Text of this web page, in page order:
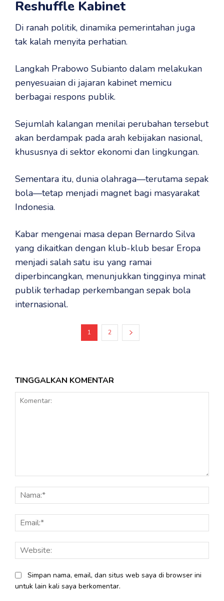
Reshuffle Kabinet
Di ranah politik, dinamika pemerintahan juga
tak kalah menyita perhatian.
Langkah Prabowo Subianto dalam melakukan
penyesuaian di jajaran kabinet memicu
berbagai respons publik.
Sejumlah kalangan menilai perubahan tersebut
akan berdampak pada arah kebijakan nasional,
khususnya di sektor ekonomi dan lingkungan.
Sementara itu, dunia olahraga—terutama sepak
bola—tetap menjadi magnet bagi masyarakat
Indonesia.
Kabar mengenai masa depan Bernardo Silva
yang dikaitkan dengan klub-klub besar Eropa
menjadi salah satu isu yang ramai
diperbincangkan, menunjukkan tingginya minat
publik terhadap perkembangan sepak bola
internasional.
1 2
TINGGALKAN KOMENTAR
Simpan nama, email, dan situs web saya di browser ini
untuk lain kali saya berkomentar.